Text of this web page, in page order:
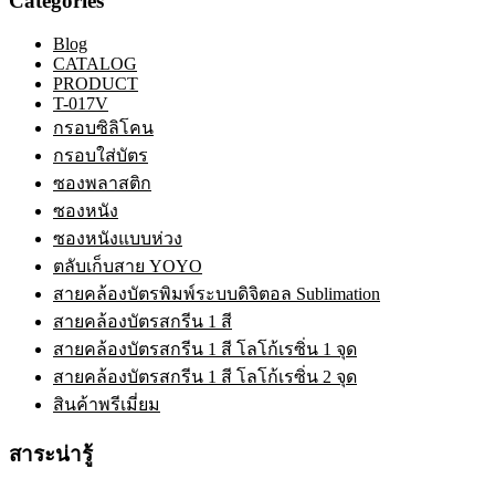
Blog
CATALOG
PRODUCT
T-017V
กรอบซิลิโคน
กรอบใส่บัตร
ซองพลาสติก
ซองหนัง
ซองหนังแบบห่วง
ตลับเก็บสาย YOYO
สายคล้องบัตรพิมพ์ระบบดิจิตอล Sublimation
สายคล้องบัตรสกรีน 1 สี
สายคล้องบัตรสกรีน 1 สี โลโก้เรซิ่น 1 จุด
สายคล้องบัตรสกรีน 1 สี โลโก้เรซิ่น 2 จุด
สินค้าพรีเมี่ยม
สาระน่ารู้